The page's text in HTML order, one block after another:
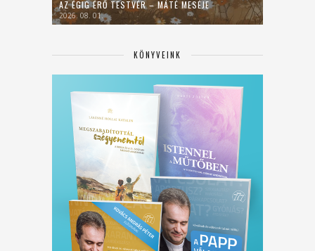
AZ ÉGIG ÉRŐ TESTVÉR – MÁTÉ MESÉJE
2026. 08. 01.
KÖNYVEINK